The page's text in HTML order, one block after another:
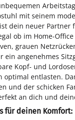
mit seinem
dein neuer Partner
ob im Home-
grauen
ein angenehmes
Kopf- und
optimal entlasten.
und der schicken
an dich und
für deinen Komfort: